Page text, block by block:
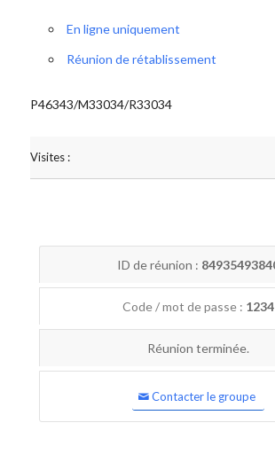
En ligne uniquement
Réunion de rétablissement
P46343/M33034/R33034
Visites :
ID de réunion :
Code / mot de passe : 1234
Réunion terminée.
Contacter le groupe